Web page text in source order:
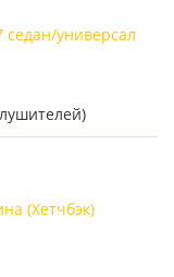
седан/универсал
(Хетчбэк)